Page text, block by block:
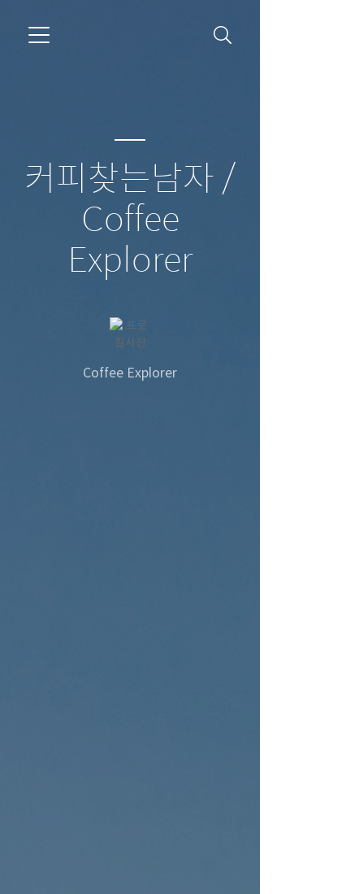
커피찾는남자 /
Coffee
Explorer
Coffee Explorer